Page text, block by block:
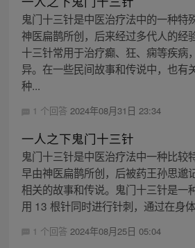
鬼门十三针是中医治疗法中的一种特
神医扁鹊所创，后来经过多代人的经
十三针常用于治疗癫、狂、痫等疾病
异。在一些民间故事和传说中，也有
种...
1 个回答 2024年08月31日 23:34
一人之下鬼门十三针
鬼门十三针是中医治疗法中一种比较
早由神医扁鹊所创，后被药王孙思邈
相关的故事和传说。鬼门十三针是一
用 13 根针同时进行针刺，通过在身
1 个回答 2024年08月25日 05:04